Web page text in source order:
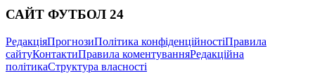
САЙТ ФУТБОЛ 24
РедакціяПрогнозиПолітика конфіденційностіПравила
сайтуКонтактиПравила коментуванняРедакційна
політикаСтруктура власності